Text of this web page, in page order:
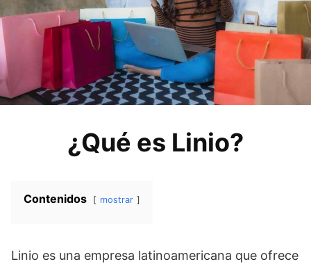
¿Qué es Linio?
Contenidos mostrar
Linio es una empresa latinoamericana que ofrece